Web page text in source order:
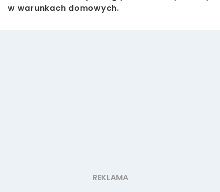
w warunkach domowych.